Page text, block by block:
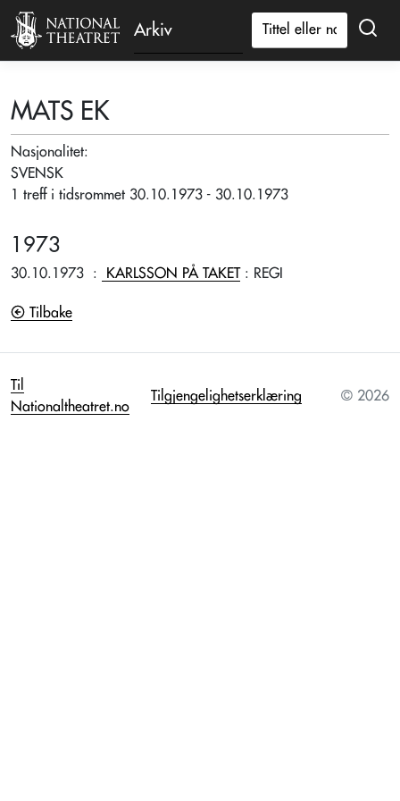
Arkiv
MATS EK
Nasjonalitet:
SVENSK
1 treff i tidsrommet 30.10.1973 - 30.10.1973
1973
30.10.1973 : KARLSSON PÅ TAKET: REGI
Tilbake
Til
Nationaltheatret.no
Tilgjengelighetserklæring © 2026